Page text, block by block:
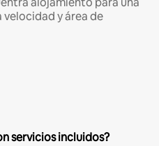
y área de
servicios incluidos?